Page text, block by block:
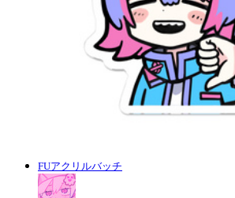
FUアクリルバッチ